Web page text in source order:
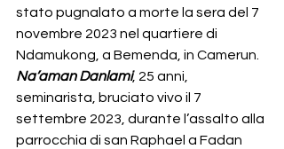
stato pugnalato a morte la sera del 7
novembre 2023 nel quartiere di
Ndamukong, a Bemenda, in Camerun.
Na’aman Danlami, 25 anni,
seminarista, bruciato vivo il 7
settembre 2023, durante l’assalto alla
parrocchia di san Raphael a Fadan